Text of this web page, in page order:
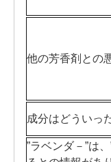
他の芳香剤との
成分はどういっ
”ラベンダ－”は